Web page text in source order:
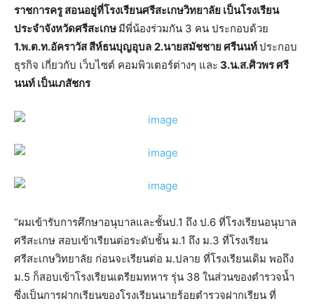
ราชการครู สอนอยู่ที่โรงเรียนศรีสะเกษวิทยาลัย เป็นโรงเรียน
ประจำจังหวัดศรีสะเกษ มีพี่น้องร่วมกัน 3 คน ประกอบด้วย
1.พ.ต.ท.อัคราวัส สีห์ธนบุญอุบล 2.นายสมัชชาย ศรีนนท์ประกอบ
ธุรกิจ เกี่ยวกับ เว็บไซต์ คอมพิวเตอร์ต่างๆ และ 3.น.ส.ศิวพร ศรี
นนท์ เป็นเภสัชกร
“ผมเข้ารับการศึกษาอนุบาลและชั้นป.1 ถึง ป.6 ที่โรงเรียนอนุบาล
ศรีสะเกษ สอบเข้าเรียนต่อระดับชั้น ม.1 ถึง ม.3 ที่โรงเรียน
ศรีสะเกษวิทยาลัย ก่อนจะเรียนต่อ ม.ปลาย ที่โรงเรียนเดิม พอถึง
ม.5 ก็สอบเข้าโรงเรียนเตรียมทหาร รุ่น 38 ในส่วนของตำรวจน้ำ
ซึ่งเป็นการฝากเรียนของโรงเรียนนายร้อยตำรวจฝากเรียน ที่